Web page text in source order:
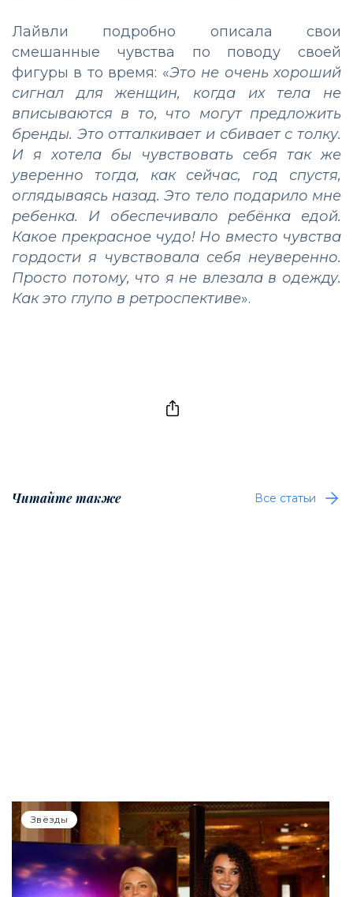
Лайвли подробно описала свои
смешанные чувства по поводу своей
фигуры в то время: «Это не очень хороший
сигнал для женщин, когда их тела не
вписываются в то, что могут предложить
бренды. Это отталкивает и сбивает с толку.
И я хотела бы чувствовать себя так же
уверенно тогда, как сейчас, год спустя,
оглядываясь назад. Это тело подарило мне
ребенка. И обеспечивало ребёнка едой.
Какое прекрасное чудо! Но вместо чувства
гордости я чувствовала себя неуверенно.
Просто потому, что я не влезала в одежду.
Как это глупо в ретроспективе».
Читайте также Все статьи
Звёзды